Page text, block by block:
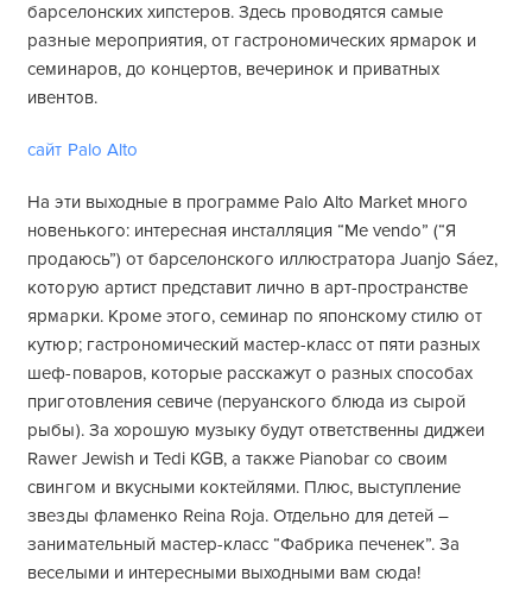
барселонских хипстеров. Здесь проводятся самые
разные мероприятия, от гастрономических ярмарок и
семинаров, до концертов, вечеринок и приватных
ивентов.
сайт Palo Alto
На эти выходные в программе Palo Alto Market много
новенького: интересная инсталляция “Me vendo” (“Я
продаюсь”) от барселонского иллюстратора Juanjo Sáez,
которую артист представит лично в арт-пространстве
ярмарки. Кроме этого, семинар по японскому стилю от
кутюр; гастрономический мастер-класс от пяти разных
шеф-поваров, которые расскажут о разных способах
приготовления севиче (перуанского блюда из сырой
рыбы). За хорошую музыку будут ответственны диджеи
Rawer Jewish и Tedi KGB, а также Pianobar со своим
свингом и вкусными коктейлями. Плюс, выступление
звезды фламенко Reina Roja. Отдельно для детей –
занимательный мастер-класс “Фабрика печенек”. За
веселыми и интересными выходными вам сюда!